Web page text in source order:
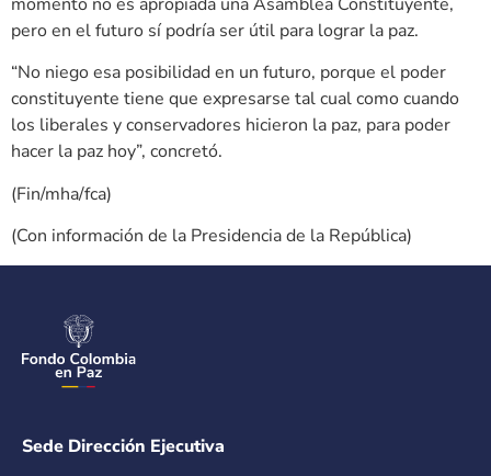
pero en el futuro sí podría ser útil para lograr la paz.
“No niego esa posibilidad en un futuro, porque el poder
constituyente tiene que expresarse tal cual como cuando
los liberales y conservadores hicieron la paz, para poder
hacer la paz hoy”, concretó.
(Fin/mha/fca)
(Con información de la Presidencia de la República)
Sede Dirección Ejecutiva